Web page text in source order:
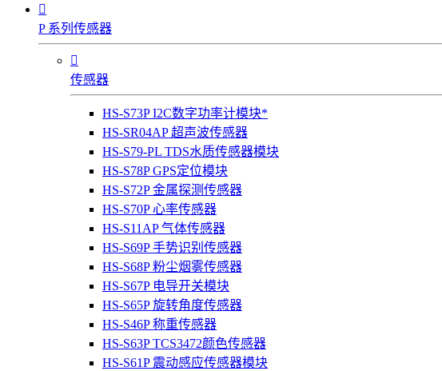

P 系列传感器

传感器
HS-S73P I2C数字功率计模块*
HS-SR04AP 超声波传感器
HS-S79-PL TDS水质传感器模块
HS-S78P GPS定位模块
HS-S72P 金属探测传感器
HS-S70P 心率传感器
HS-S11AP 气体传感器
HS-S69P 手势识别传感器
HS-S68P 粉尘烟雾传感器
HS-S67P 电导开关模块
HS-S65P 旋转角度传感器
HS-S46P 称重传感器
HS-S63P TCS3472颜色传感器
HS-S61P 震动感应传感器模块